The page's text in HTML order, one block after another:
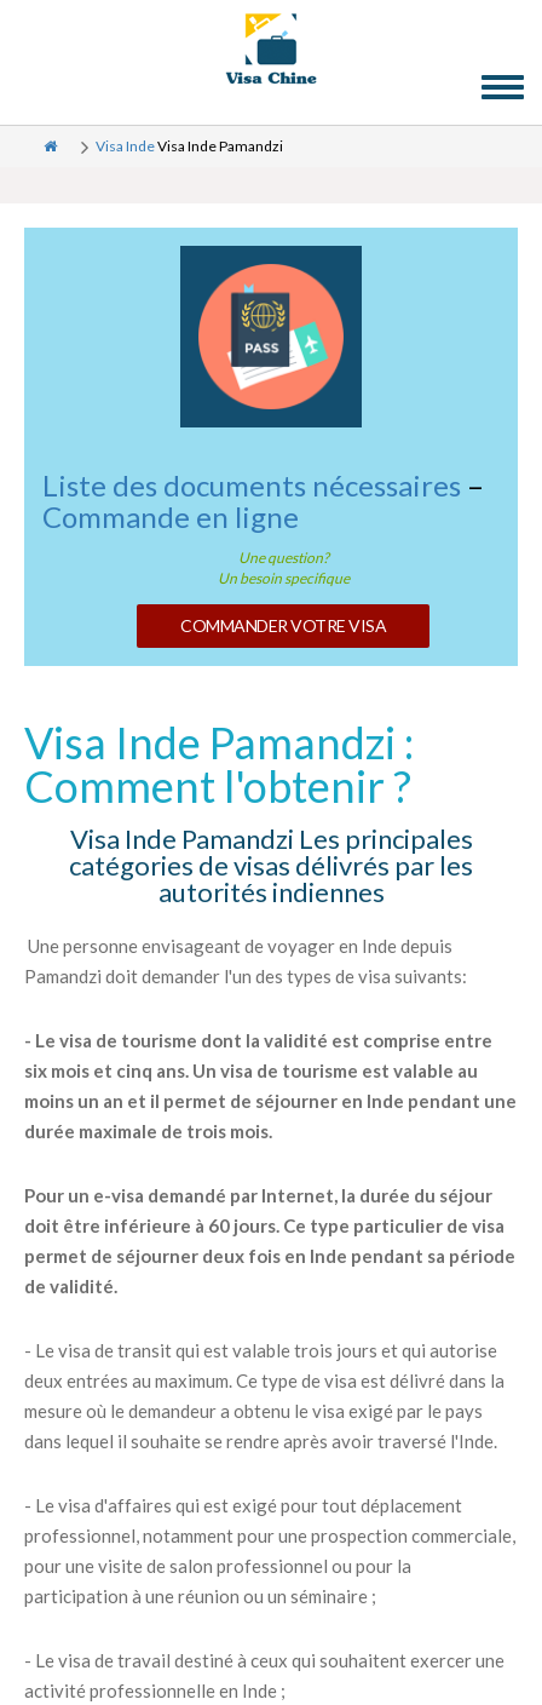
Visa IndeVisa Inde Pamandzi
Liste des documents nécessaires –
Commande en ligne
Une question?
Un besoin specifique
COMMANDER VOTRE VISA
Visa Inde Pamandzi :
Comment l'obtenir ?
Visa Inde Pamandzi Les principales
catégories de visas délivrés par les
autorités indiennes
Une personne envisageant de voyager en Inde depuis
Pamandzi doit demander l'un des types de visa suivants:
- Le visa de tourisme dont la validité est comprise entre
six mois et cinq ans. Un visa de tourisme est valable au
moins un an et il permet de séjourner en Inde pendant une
durée maximale de trois mois.
Pour un e-visa demandé par Internet, la durée du séjour
doit être inférieure à 60 jours. Ce type particulier de visa
permet de séjourner deux fois en Inde pendant sa période
de validité.
- Le visa de transit qui est valable trois jours et qui autorise
deux entrées au maximum. Ce type de visa est délivré dans la
mesure où le demandeur a obtenu le visa exigé par le pays
dans lequel il souhaite se rendre après avoir traversé l'Inde.
- Le visa d'affaires qui est exigé pour tout déplacement
professionnel, notamment pour une prospection commerciale,
pour une visite de salon professionnel ou pour la
participation à une réunion ou un séminaire ;
- Le visa de travail destiné à ceux qui souhaitent exercer une
activité professionnelle en Inde ;